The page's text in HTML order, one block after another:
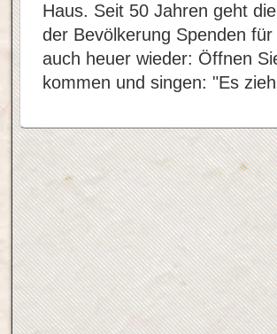
Haus. Seit 50 Jahren geht
der Bevölkerung Spenden
auch heuer wieder: Öffnen
kommen und singen: "Es